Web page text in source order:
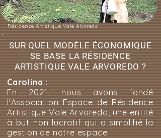
Résidence Artistique Vale Alvoredo
SUR QUEL MODÈLE ÉCONOMIQUE
SE BASE LA RÉSIDENCE
ARTISTIQUE VALE ARVOREDO ?
Carolina :
En 2021, nous avons fondé
l'Association Espace de Résidence
Artistique Vale Arvoredo, une entité
à but non lucratif qui a simplifié la
gestion de notre espace.